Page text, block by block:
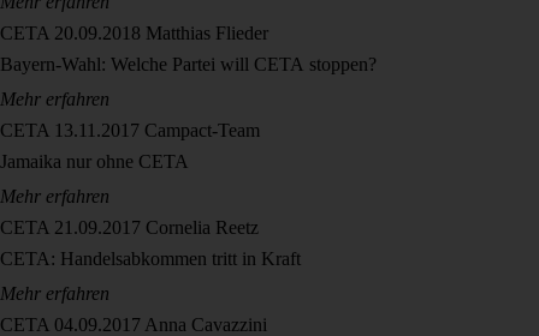
CETA 20.09.2018 Matthias Flieder
Bayern-Wahl: Welche Partei will CETA stoppen?
Mehr erfahren
CETA 13.11.2017 Campact-Team
Jamaika nur ohne CETA
Mehr erfahren
CETA 21.09.2017 Cornelia Reetz
CETA: Handelsabkommen tritt in Kraft
Mehr erfahren
CETA 04.09.2017 Anna Cavazzini